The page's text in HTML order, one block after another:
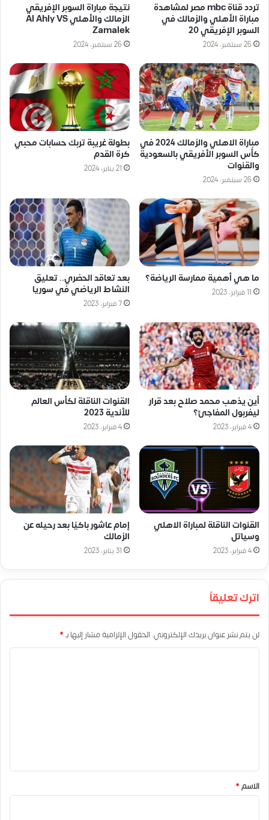
تردد قناة mbc مصر لمشاهدة
مباراة الأهلي والزمالك في
السوبر الإفريقي 20
26 سبتمبر، 2024
نتيجة مباراة السوبر الإفريقي
الزمالك والأهلي Al Ahly VS
Zamalek
26 سبتمبر، 2024
مباراة الاهلي والزمالك 2024 في
كأس السوبر الأفريقي بالسعودية
والقنوات
26 سبتمبر، 2024
بطولة غريبة تربك حسابات محبي
كرة القدم
21 يناير، 2024
ما هي أهمية ممارسة الرياضة؟
11 فبراير، 2023
بعد تعاقد الحضري.. تعليق
النشاط الرياضي في سوريا
7 فبراير، 2023
أين يذهب محمد صلاح بعد قرار
ليفربول المفاجئ؟
4 فبراير، 2023
القنوات الناقلة لكأس العالم
للأندية 2023
4 فبراير، 2023
القنوات الناقلة لمباراة الاهلي
وسياتل
4 فبراير، 2023
إمام عاشور باكيًا بعد رحيله عن
الزمالك
31 يناير، 2023
اترك تعليقاً
لن يتم نشر عنوان بريدك الإلكتروني. الحقول الإلزامية مشار إليها بـ*
*
الاسم*